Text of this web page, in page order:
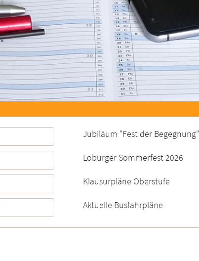
Jubiläum "Fest der Begegnung"
Loburger Sommerfest 2026
Klausurpläne Oberstufe
Aktuelle Busfahrpläne